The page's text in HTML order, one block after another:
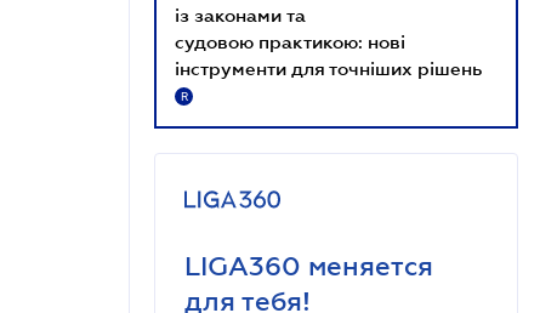
із законами та
судовою практикою: нові
інструменти для точніших рішень
R
LIGA360 меняется
для тебя!